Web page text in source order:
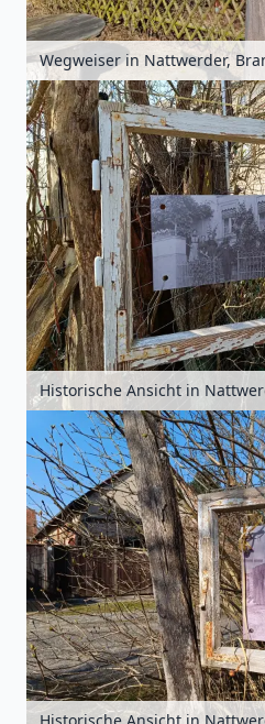
Wegweiser in Nattwerder,